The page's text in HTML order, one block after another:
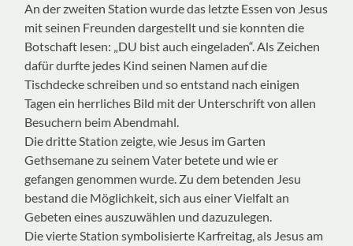
An der zweiten Station wurde das letzte Essen von Jesus
mit seinen Freunden dargestellt und sie konnten die
Botschaft lesen: „DU bist auch eingeladen“. Als Zeichen
dafür durfte jedes Kind seinen Namen auf die
Tischdecke schreiben und so entstand nach einigen
Tagen ein herrliches Bild mit der Unterschrift von allen
Besuchern beim Abendmahl.
Die dritte Station zeigte, wie Jesus im Garten
Gethsemane zu seinem Vater betete und wie er
gefangen genommen wurde. Zu dem betenden Jesu
bestand die Möglichkeit, sich aus einer Vielfalt an
Gebeten eines auszuwählen und dazuzulegen.
Die vierte Station symbolisierte Karfreitag, als Jesus am